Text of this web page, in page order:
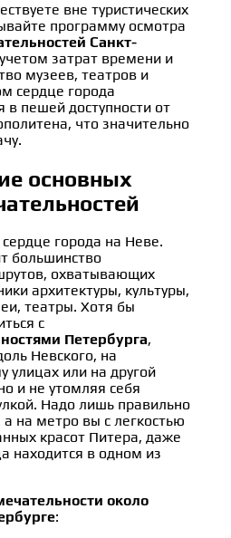
вне туристических
программу осмотра
Санкт-
затрат времени и
музеев, театров и
сердце города
в пешей доступности от
что значительно
основных
города на Неве.
большинство
охватывающих
архитектуры, культуры,
театры. Хотя бы
с
Петербурга,
Невского, на
улицах или на другой
и не утомляя себя
Надо лишь правильно
на метро вы с легкостью
красот Питера, даже
находится в одном из
около
: